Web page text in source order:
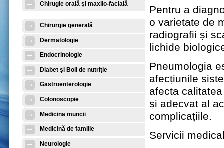
Chirugie orală și maxilo-facială
Chirurgie generală
Dermatologie
Endocrinologie
Diabet și Boli de nutriție
Gastroenterologie
Colonoscopie
Medicina muncii
Medicină de familie
Neurologie
Pentru a
o varietate de
radiografii și
lichide
Pneumologia
afecțiunile
afecta
și adecvat al
complicațiile.
Servicii